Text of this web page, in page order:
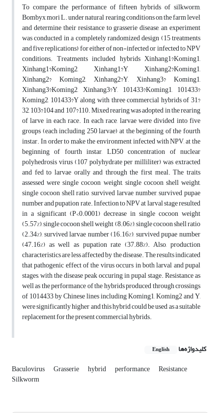
To compare the performance of fifteen hybrids of silkworm,
Bombyx mori L. under natural rearing conditions on the farm level
and determine their resistance to grasserie disease, an experiment
was conducted in a completely randomized design (15 treatments
and five replications) for either of non-infected or infected to NPV
conditions. Treatments included hybrids Xinhang1?Koming1,
Xinhang1?Koming2, Xinhang1?Y, Xinhang2?Koming1,
Xinhang2? Koming2, Xinhang2?Y, Xinhang3? Koming1,
Xinhang3?Koming2, Xinhang3?Y, 101433?Koming1, 101433?
Koming2, 101433?Y along with three commercial hybrids of 31?
32, 103?104 and 107?110. Mixed rearing was adopted in the rearing
of larve in each race. In each race, larvae were divided into five
groups (each including 250 larvae) at the beginning of the fourth
instar. In order to make the environment infected with NPV, at the
beginning of fourth instar, LD50 concentration of nuclear
polyhedrosis virus (107 polyhydrate per milliliter) was extracted
and fed to larvae orally and through the first meal. The traits
assessed were single cocoon weight, single cocoon shell weight,
single cocoon shell ratio, survived larvae number, survived pupae
number and pupation rate. Infection to NPV at larval stage resulted
in a significant (P<0.0001) decrease in single cocoon weight
(5.57%), single cocoon shell weight (8.06%), single cocoon shell ratio
(2.34%), survived larvae number (16.16%), survived pupae number
(47.16%) as well as pupation rate (37.88%). Also, production
characteristics are less affected by the disease. The results indicated
that pathogenic effect of the virus occurs in both larval and pupal
stages, with the disease peak occuring in pupal stage. Resistance as
well as the performance of the hybrids produced through crossings
of 1014433 by Chinese lines including Koming1, Koming2 and Y,
were significantly higher and this hybrid could be used as a suitable
replacement for the present commercial hybrids.
کلیدواژه‌ها English
Baculovirus Grasserie hybrid performance Resistance
Silkworm